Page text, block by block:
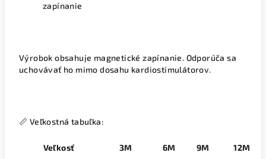
zapínanie
Výrobok obsahuje magnetické zapínanie. Odporúča sa
uchovávať ho mimo dosahu kardiostimulátorov.
📏 Veľkostná tabuľka:
Veľkosť 3M 6M 9M 12M